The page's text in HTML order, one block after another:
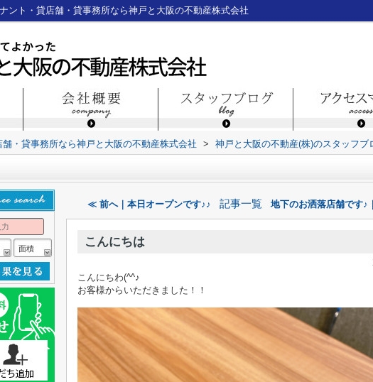
ント・貸店舗・貸事務所なら神戸と大阪の不動産株式会社
・貸事務所なら神戸と大阪の不動産株式会社 > 神戸と大阪の不動産(株)のスタッフブ
≪ 前へ｜本日オープンです♪♪ 記事一覧 地下のお洒落店舗です
こんにちは
こんにちわ(^^♪
お客様からいただきました！！
面積